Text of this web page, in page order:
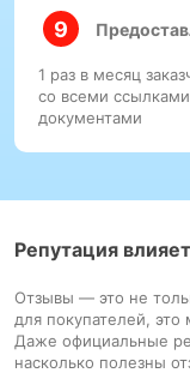
1 раз в месяц
со всеми
документами
Репутация
Отзывы — это не
для покупателей,
Даже официальные
насколько полезны